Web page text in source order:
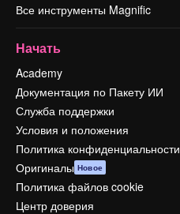
Все инструменты Magnific
Начать
Academy
Документация по Пакету ИИ
Служба поддержки
Условия и положения
Политика конфиденциальности
Оригиналы Новое
Политика файлов cookie
Центр доверия